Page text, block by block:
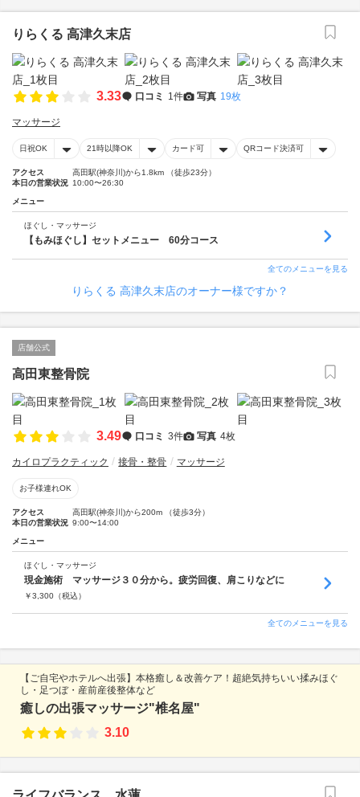
りらくる 高津久末店
3.33 口コミ 1件 写真 19枚
マッサージ
日祝OK 21時以降OK カード可 QRコード決済可
アクセス
高田駅(神奈川)から1.8km （徒歩23分）
本日の営業状況 10:00〜26:30
メニュー
ほぐし・マッサージ
【もみほぐし】セットメニュー 60分コース
全てのメニューを見る
りらくる 高津久末店のオーナー様ですか？
店舗公式
高田東整骨院
3.49 口コミ 3件 写真 4枚
カイロプラクティック 接骨・整骨 マッサージ
お子様連れOK
アクセス
高田駅(神奈川)から200m （徒歩3分）
本日の営業状況 9:00〜14:00
メニュー
ほぐし・マッサージ
現金施術 マッサージ３０分から。疲労回復、肩こりなどに
￥3,300 （税込）
全てのメニューを見る
【ご自宅やホテルへ出張】本格癒し＆改善ケア！超絶気持ちいい揉みほぐ
し・足つぼ・産前産後整体など
癒しの出張マッサージ"椎名屋"
3.10